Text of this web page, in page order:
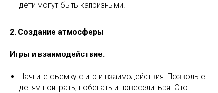
дети могут быть капризными.
2. Создание атмосферы
Игры и взаимодействие:
Начните съемку с игр и взаимодействия. Позвольте
детям поиграть, побегать и повеселиться. Это